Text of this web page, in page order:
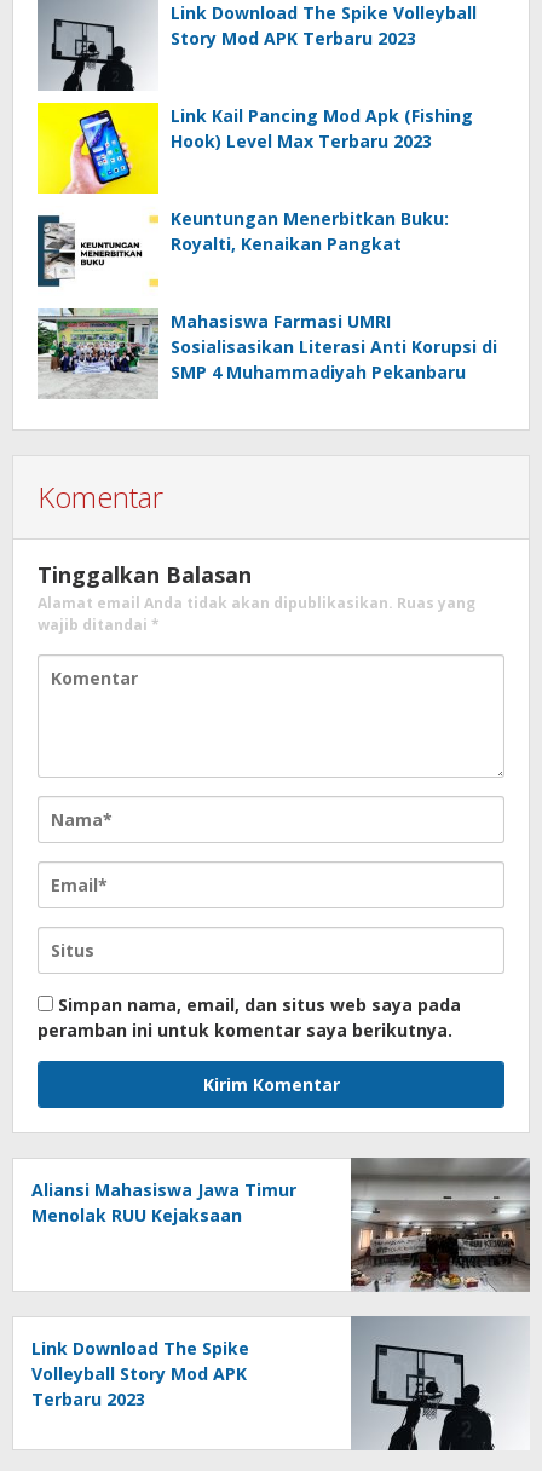
Link Download The Spike Volleyball
Story Mod APK Terbaru 2023
Link Kail Pancing Mod Apk (Fishing
Hook) Level Max Terbaru 2023
Keuntungan Menerbitkan Buku:
Royalti, Kenaikan Pangkat
Mahasiswa Farmasi UMRI
Sosialisasikan Literasi Anti Korupsi di
SMP 4 Muhammadiyah Pekanbaru
Komentar
Tinggalkan Balasan
Alamat email Anda tidak akan dipublikasikan. Ruas yang
wajib ditandai *
Simpan nama, email, dan situs web saya pada
peramban ini untuk komentar saya berikutnya.
Aliansi Mahasiswa Jawa Timur
Menolak RUU Kejaksaan
Link Download The Spike
Volleyball Story Mod APK
Terbaru 2023